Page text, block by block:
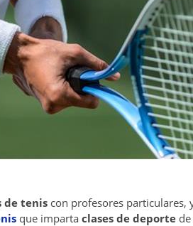
de tenis con profesores particulares,
que imparta clases de deporte